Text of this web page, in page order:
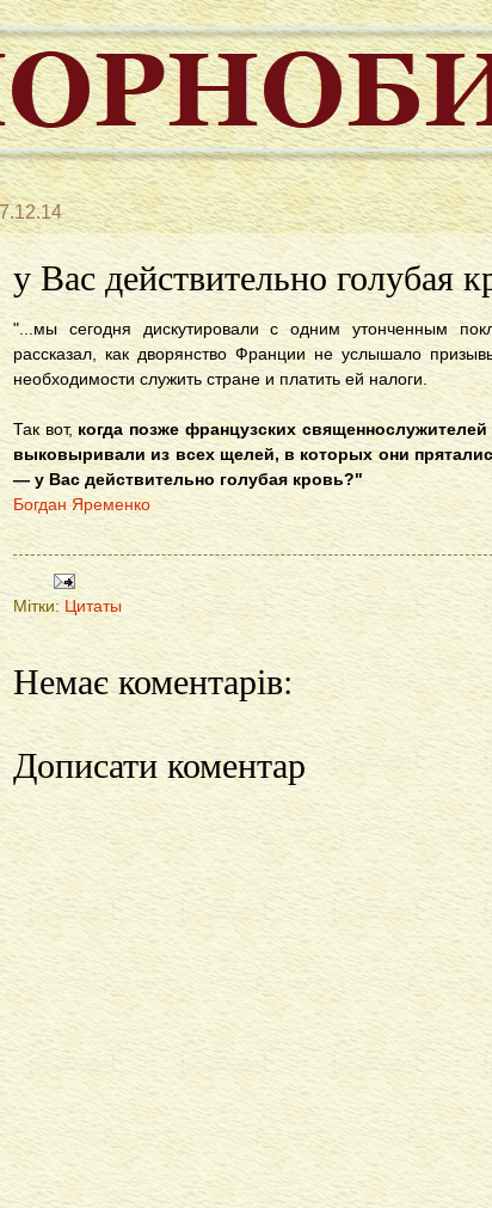
у Вас действительно голубая
"...мы сегодня дискутировали с одним утонченным
рассказал, как дворянство Франции не услышало
необходимости служить стране и платить ей налоги.
Так вот, когда позже французских
выковыривали из всех щелей, в которых они
— у Вас действительно голубая кровь?"
Богдан Яременко
Мітки: Цитаты
Немає коментарів:
Дописати коментар